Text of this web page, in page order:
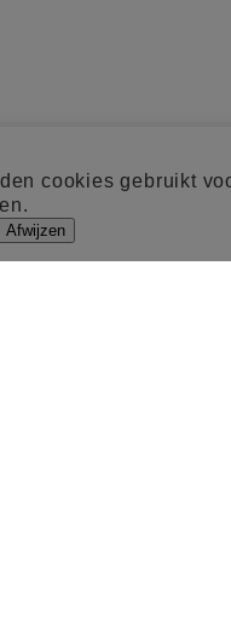
cookies gebruikt
Afwijzen